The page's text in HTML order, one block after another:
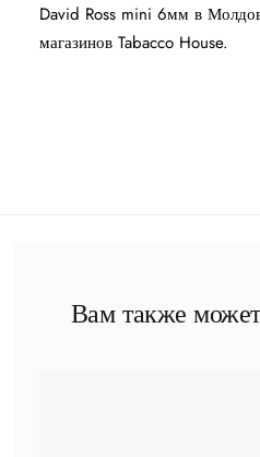
David Ross mini 6мм в
магазинов Tabacco House.
Вам также